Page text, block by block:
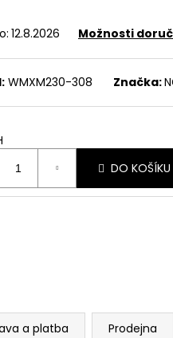
12.8.2026 Možnosti
WMXM230-308 Značka:
DO KOŠÍKU
a platba
Prodejna